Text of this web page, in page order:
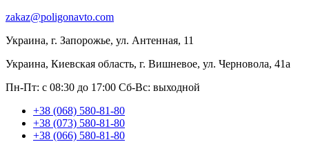
zakaz@poligonavto.com
Украина, г. Запорожье, ул. Антенная, 11
Украина, Киевская область, г. Вишневое, ул. Черновола, 41а
Пн-Пт: с 08:30 до 17:00 Сб-Вс: выходной
+38 (068) 580-81-80
+38 (073) 580-81-80
+38 (066) 580-81-80